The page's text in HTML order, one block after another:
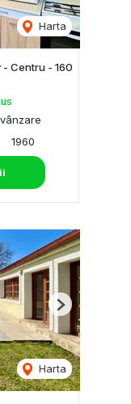
Harta
Centru - 160
1960
Harta
Next